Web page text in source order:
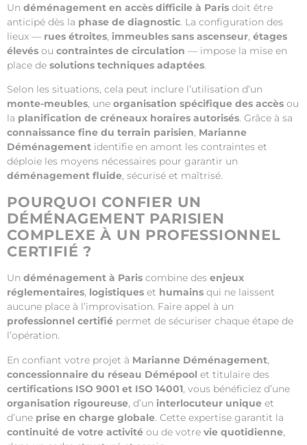
Un déménagement en accès difficile à Paris doit être
anticipé dès la phase de diagnostic. La configuration des
lieux — rues étroites, immeubles sans ascenseur, étages
élevés ou contraintes de circulation — impose la mise en
place de solutions techniques adaptées.
Selon les situations, cela peut inclure l’utilisation d’un
monte-meubles, une organisation spécifique des accès ou
la planification de créneaux horaires autorisés. Grâce à sa
connaissance fine du terrain parisien, Marianne
Déménagement identifie en amont les contraintes et
déploie les moyens nécessaires pour garantir un
déménagement fluide, sécurisé et maîtrisé.
POURQUOI CONFIER UN
DÉMÉNAGEMENT PARISIEN
COMPLEXE À UN PROFESSIONNEL
CERTIFIÉ ?
Un déménagement à Paris combine des enjeux
réglementaires, logistiques et humains qui ne laissent
aucune place à l’improvisation. Faire appel à un
professionnel certifié permet de sécuriser chaque étape de
l’opération.
En confiant votre projet à Marianne Déménagement,
concessionnaire du réseau Démépool et titulaire des
certifications ISO 9001 et ISO 14001, vous bénéficiez d’une
organisation rigoureuse, d’un interlocuteur unique et
d’une prise en charge globale. Cette expertise garantit la
continuité de votre activité ou de votre vie quotidienne,